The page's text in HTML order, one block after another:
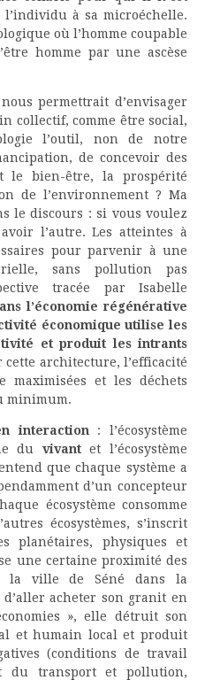
à sa microéchelle.
où l’homme coupable
homme par une ascèse
permettrait d’envisager
collectif, comme être social,
l’outil, non de notre
de concevoir des
le bien-être, la prospérité
de l’environnement ? Ma
le discours : si vous voulez
l’autre. Les atteintes à
pour parvenir à une
sans pollution pas
tracée par Isabelle
l’économie régénérative
économique utilise les
et produit les intrants
cette architecture, l’efficacité
maximisées et les déchets
minimum.
interaction : l’écosystème
du vivantet l’écosystème
que chaque système a
d’un concepteur
écosystème consomme
écosystèmes, s’inscrit
planétaires, physiques et
une certaine proximité des
la ville de Séné dans la
acheter son granit en
», elle détruit son
et humain local et produit
(conditions de travail
du transport et pollution,